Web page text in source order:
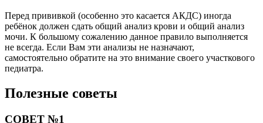
Перед прививкой (особенно это касается АКДС) иногда
ребёнок должен сдать общий анализ крови и общий анализ
мочи. К большому сожалению данное правило выполняется
не всегда. Если Вам эти анализы не назначают,
самостоятельно обратите на это внимание своего участкового
педиатра.
Полезные советы
СОВЕТ №1